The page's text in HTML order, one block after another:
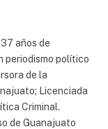
años de
periodismo político
de la
Licenciada
Criminal.
de Guanajuato